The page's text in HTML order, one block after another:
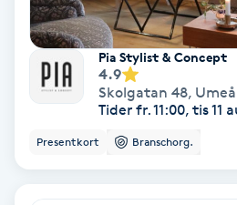
Fransborttagning
Fransfärgning
Pia Stylist & Concept
4.9
Skolgatan 48, Umeå
Tider fr. 11:00, tis 11
Presentkort Branschorg.